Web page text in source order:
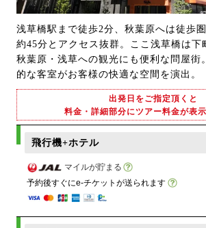
浅草橋駅まで徒歩2分、秋葉原へは徒歩
約45分とアクセス抜群。ここ浅草橋は下
秋葉原・浅草への観光にも便利な問屋街
的な客室がお客様の快適な空間を演出。
出発日をご指定頂くと
料金・詳細部分にツアー料金が表
飛行機+ホテル
マイルが貯まる
予約後すぐにe-チケットが送られます